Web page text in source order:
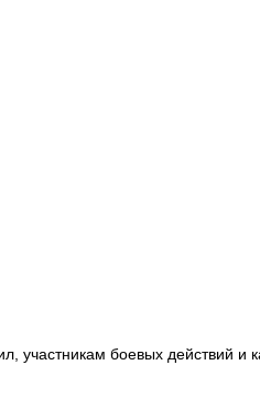
участникам боевых действий